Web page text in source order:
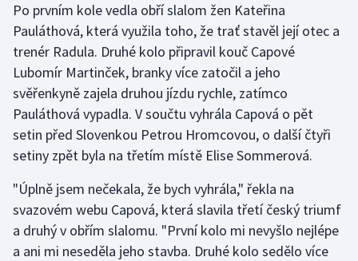
Moderní pětiboj
Motorsport
Olympijské hry
Parasport
Plavání
Plážový volejbal
Ragby
Po prvním kole vedla obří slalom žen Kateřina
Pauláthová, která využila toho, že trať stavěl její otec a
trenér Radula. Druhé kolo připravil kouč Capové
Lubomír Martinček, branky více zatočil a jeho
svěřenkyně zajela druhou jízdu rychle, zatímco
Pauláthová vypadla. V součtu vyhrála Capová o pět
setin před Slovenkou Petrou Hromcovou, o další čtyři
setiny zpět byla na třetím místě Elise Sommerová.
"Úplně jsem nečekala, že bych vyhrála," řekla na
svazovém webu Capová, která slavila třetí český triumf
a druhý v obřím slalomu. "První kolo mi nevyšlo nejlépe
a ani mi neseděla jeho stavba. Druhé kolo sedělo více